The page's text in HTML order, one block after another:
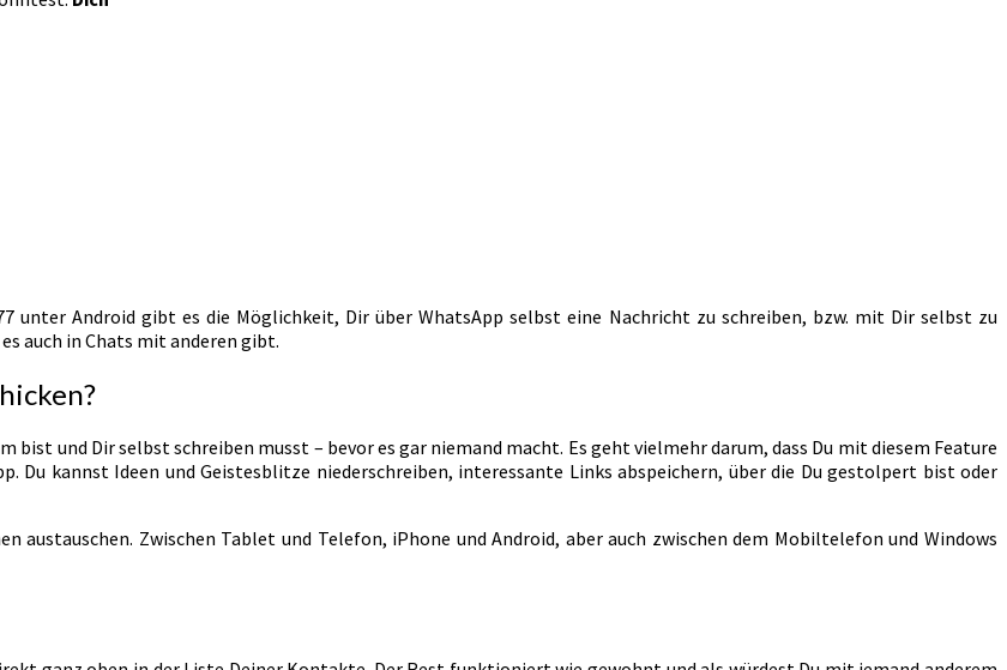
unter Android gibt es die Möglichkeit, Dir über WhatsApp selbst eine Nachricht zu schreiben, bzw. mit Dir selbst zu
auch in Chats mit anderen gibt.
bist und Dir selbst schreiben musst – bevor es gar niemand macht. Es geht vielmehr darum, dass Du mit diesem Feature
Du kannst Ideen und Geistesblitze niederschreiben, interessante Links abspeichern, über die Du gestolpert bist oder
austauschen. Zwischen Tablet und Telefon, iPhone und Android, aber auch zwischen dem Mobiltelefon und Windows